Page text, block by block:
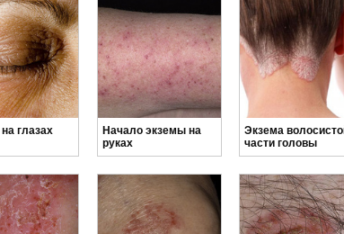
глазах
Начало экземы на
руках
Экзема
части головы